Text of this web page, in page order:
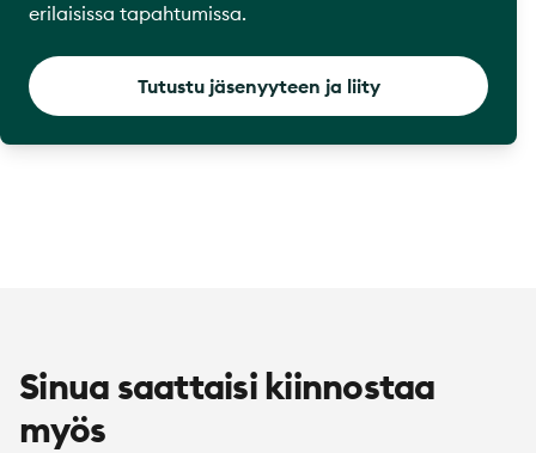
erilaisissa tapahtumissa.
Tutustu jäsenyyteen ja liity
Sinua saattaisi kiinnostaa
myös